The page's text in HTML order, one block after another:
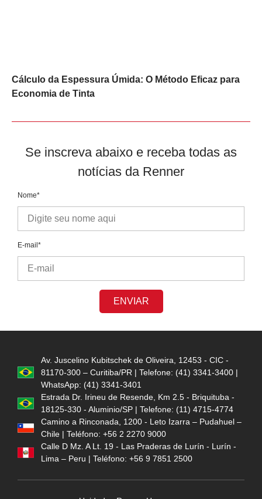
Cálculo da Espessura Úmida: O Método Eficaz para
Economia de Tinta
Se inscreva abaixo e receba todas as
notícias da Renner
Nome*
E-mail*
ENVIAR
Av. Juscelino Kubitschek de Oliveira, 12453 - CIC -
81170-300 – Curitiba/PR | Telefone: (41) 3341-3400 |
WhatsApp: (41) 3341-3401
Estrada Dr. Irineu de Resende, Km 2.5 - Briquituba -
18125-330 - Aluminio/SP | Telefone: (11) 4715-4774
Camino a Rinconada, 1200 - Leto Izarra – Pudahuel –
Chile | Teléfono: +56 2 2270 9000
Calle D Mz. A Lt. 19 - Las Praderas de Lurín - Lurín -
Lima – Peru | Teléfono: +56 9 7851 2500